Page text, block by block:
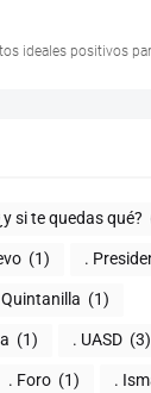
ideales positivos
si te quedas qué?
(1) .
Quintanilla (1)
(1) . UASD (3)
. Foro (1) .